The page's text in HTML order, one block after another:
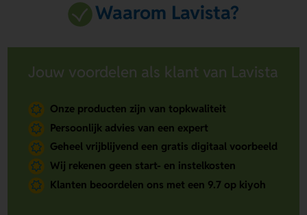
Waarom Lavista?
Jouw voordelen als klant van Lavista
Onze producten zijn van topkwaliteit
Persoonlijk advies van een expert
Geheel vrijblijvend een gratis digitaal voorbeeld
Wij rekenen geen start- en instelkosten
Klanten beoordelen ons met een 9.7 op kiyoh